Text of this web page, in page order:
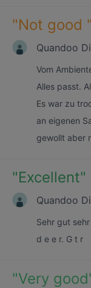
"Not good "
Quandoo
Vom
Alles passt.
Es war zu
an eigenen
gewollt aber
"Excellent"
Quandoo
Sehr gut
d e e r. G t r
"Very good